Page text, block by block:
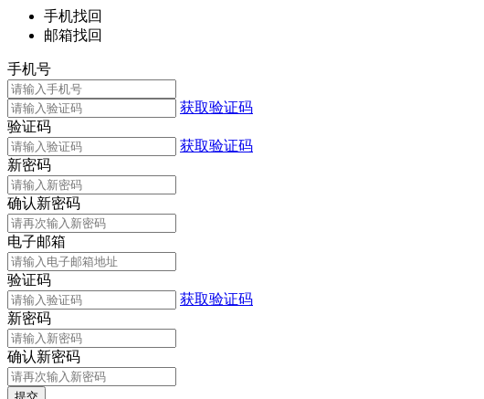
手机找回
邮箱找回
手机号
获取验证码
验证码
获取验证码
新密码
确认新密码
电子邮箱
验证码
获取验证码
新密码
确认新密码